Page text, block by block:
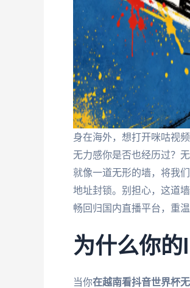
身在海外，想打开咪咕视
无力感你是否也经历过？
就像一道无形的墙，将我
地址封锁。别担心，这道
畅回归国内直播平台，重
为什么你的
当你在越南看抖音世界杯